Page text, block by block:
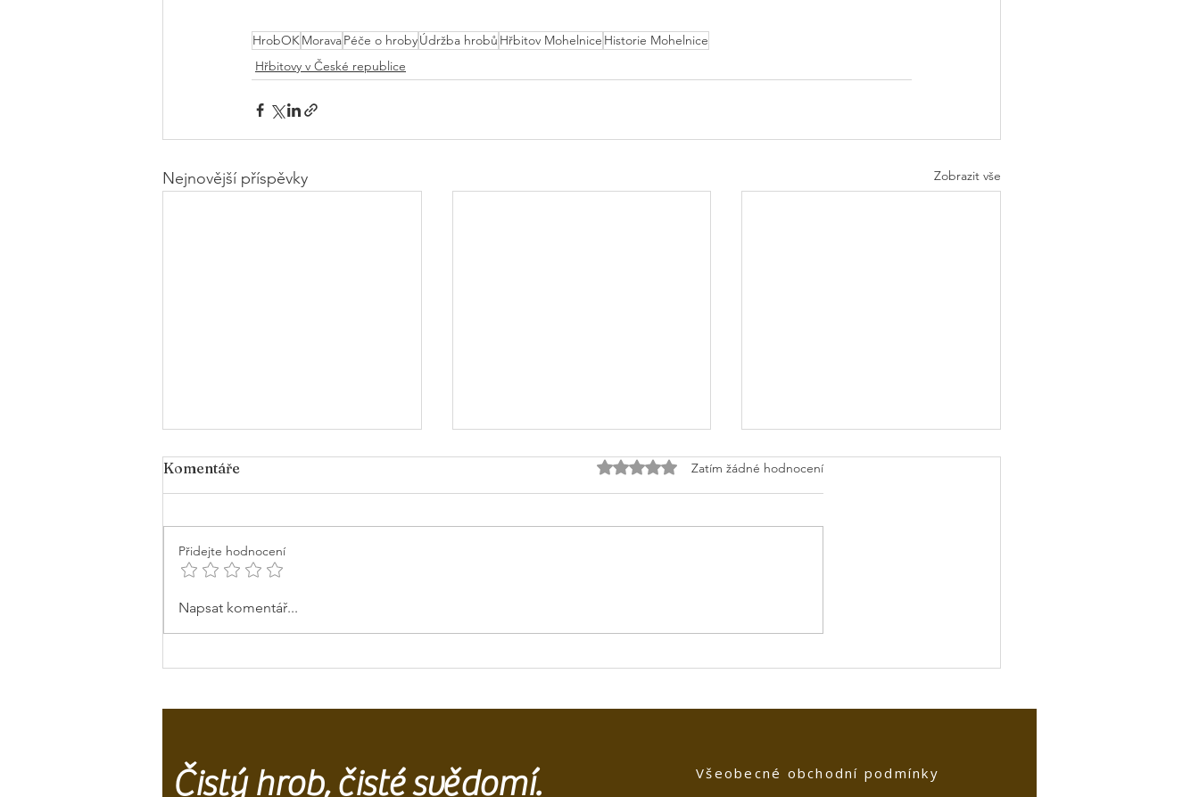
HrobOKMoravaPéče o hrobyÚdržba hrobů Hřbitov Mohelnice Historie Mohelnice
Hřbitovy v České republice
Nejnovější příspěvky Zobrazit vše
Olomouc: Historie
Komentáře Hodnoceno 0 z 5 hvězdiček.
Zatím žádné hodnocení
Přidejte hodnocení
Napsat komentář...
Čistý hrob, čisté svědomí. Všeobecné obchodní podmínky